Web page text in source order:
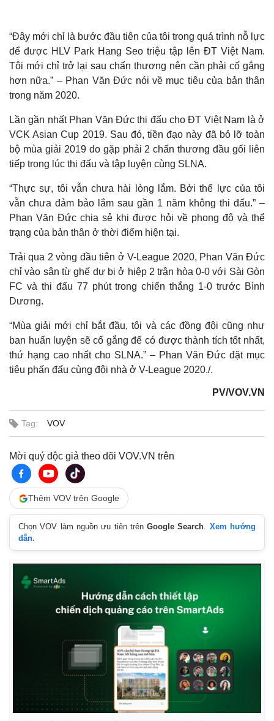
Thế giới
Quan sát
Cuộc sống đó đây
Hồ sơ
Multimedia
Video
E-Magazine
Infographic
“Đây mới chỉ là bước đầu tiên của tôi trong quá trình nỗ lực
để được HLV Park Hang Seo triệu tập lên ĐT Việt Nam.
Tôi mới chỉ trở lại sau chấn thương nên cần phải cố gắng
hơn nữa.” – Phan Văn Đức nói về mục tiêu của bản thân
trong năm 2020.
Lần gần nhất Phan Văn Đức thi đấu cho ĐT Việt Nam là ở
VCK Asian Cup 2019. Sau đó, tiền đạo này đã bỏ lỡ toàn
bộ mùa giải 2019 do gặp phải 2 chấn thương đầu gối liên
tiếp trong lúc thi đấu và tập luyện cùng SLNA.
“Thực sự, tôi vẫn chưa hài lòng lắm. Bởi thể lực của tôi
vẫn chưa đảm bảo lắm sau gần 1 năm không thi đấu.” –
Phan Văn Đức chia sẻ khi được hỏi về phong độ và thể
trạng của bản thân ở thời điểm hiện tại.
Trải qua 2 vòng đầu tiên ở V-League 2020, Phan Văn Đức
chỉ vào sân từ ghế dự bị ở hiệp 2 trận hòa 0-0 với Sài Gòn
FC và thi đấu 77 phút trong chiến thắng 1-0 trước Bình
Dương.
“Mùa giải mới chỉ bắt đầu, tôi và các đồng đội cũng như
ban huấn luyện sẽ cố gắng để có được thành tích tốt nhất,
thứ hạng cao nhất cho SLNA.” – Phan Văn Đức đặt mục
tiêu phấn đấu cùng đội nhà ở V-League 2020./.
PV/VOV.VN
Tag: VOV
Mời quý độc giả theo dõi VOV.VN trên
Thêm VOV trên Google
Chọn VOV làm nguồn ưu tiên trênGoogle Search. Xem hướng
dẫn.